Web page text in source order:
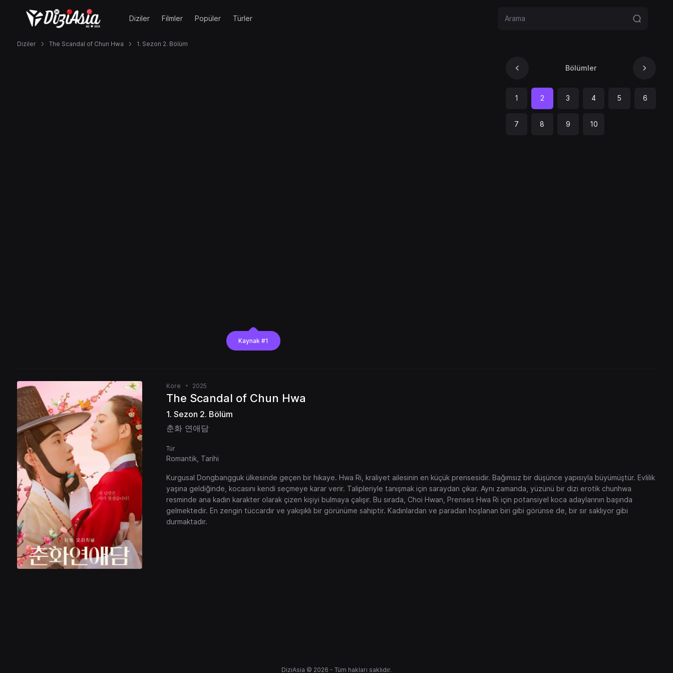
Diziler Filmler Popüler Türler
Diziler The Scandal of Chun Hwa 1. Sezon 2. Bölüm
Kaynak #1
Bölümler
1 2 3 4 5 6
7 8 9 10
Kore 2025
The Scandal of Chun Hwa
1. Sezon 2. Bölüm
춘화 연애담
Tür
Romantik, Tarihi
Kurgusal Dongbangguk ülkesinde geçen bir hikaye. Hwa Ri, kraliyet ailesinin en küçük prensesidir. Bağımsız bir düşünce yapısıyla büyümüştür. Evlilik
yaşına geldiğinde, kocasını kendi seçmeye karar verir. Talipleriyle tanışmak için saraydan çıkar. Aynı zamanda, yüzünü bir dizi erotik chunhwa
resminde ana kadın karakter olarak çizen kişiyi bulmaya çalışır. Bu sırada, Choi Hwan, Prenses Hwa Ri için potansiyel koca adaylarının başında
gelmektedir. En zengin tüccardır ve yakışıklı bir görünüme sahiptir. Kadınlardan ve paradan hoşlanan biri gibi görünse de, bir sır saklıyor gibi
durmaktadır.
DiziAsia © 2026 - Tüm hakları saklıdır.